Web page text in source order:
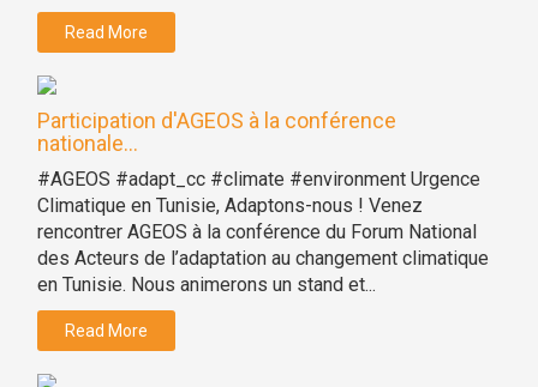
Read More
Participation d'AGEOS à la conférence
nationale...
#AGEOS #adapt_cc #climate #environment Urgence
Climatique en Tunisie, Adaptons-nous ! Venez
rencontrer AGEOS à la conférence du Forum National
des Acteurs de l’adaptation au changement climatique
en Tunisie. Nous animerons un stand et...
Read More